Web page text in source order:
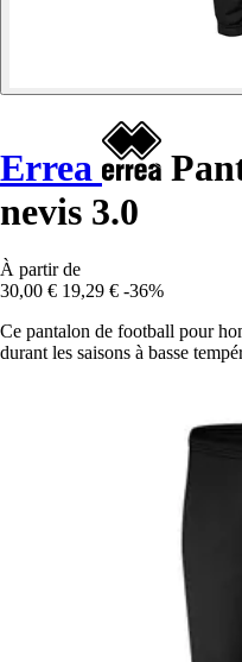
Errea
nevis 3.0
À partir de
30,00 € 19,29 € -36%
Ce pantalon de football pour
durant les saisons à basse